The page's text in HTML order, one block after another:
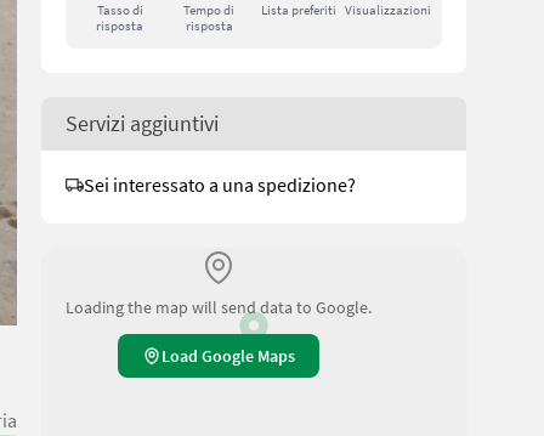
Tasso di
risposta
Tempo di
risposta
Lista preferiti Visualizzazioni
Servizi aggiuntivi
Sei interessato a una spedizione?
Loading the map will send data to Google.
Load Google Maps